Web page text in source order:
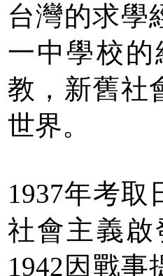
台灣的求學
一中學校
教，新舊社
世界。
1937年考
社會主義
1942因戰